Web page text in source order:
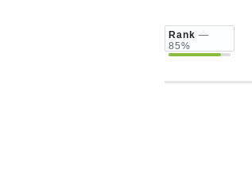
Rank —
85%